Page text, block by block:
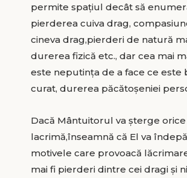
permite spațiul decât să
pierderea cuiva drag,
cineva drag,pierderi de natură
durerea fizică etc., dar cea mai
este neputința de a face ce este
curat, durerea păcătoșeniei
Dacă Mântuitorul va șterge orice
lacrimă,înseamnă că El va
motivele care provoacă
mai fi pierderi dintre cei dragi și